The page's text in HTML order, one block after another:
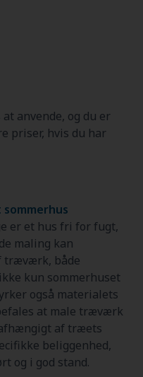
anvende, og du er
priser, hvis du har
er et hus fri for fugt,
maling kan
træværk, både
kun sommerhuset
også materialets
at male træværk
af træets
beliggenhed,
og i god stand.